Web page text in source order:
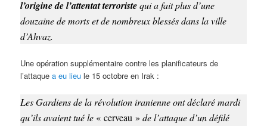
l’origine de l’attentat terroristequi a fait plus d’une
douzaine de morts et de nombreux blessés dans la ville
d’Ahvaz.
Une opération supplémentaire contre les planificateurs de
l’attaquea eu lieu le 15 octobre en Irak :
Les Gardiens de la révolution iranienne ont déclaré mardi
qu’ils avaient tué le « cerveau » de l’attaque d’un défilé